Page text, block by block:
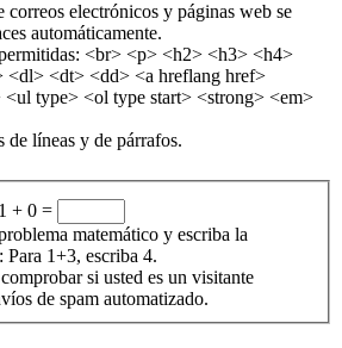
correos electrónicos y páginas web se
automáticamente.
<br> <p> <h2> <h3> <h4>
<dl> <dt> <dd> <a hreflang href>
type> <ol type start> <strong> <em>
de líneas y de párrafos.
1 + 0 =
matemático y escriba la
1+3, escriba 4.
si usted es un visitante
de spam automatizado.